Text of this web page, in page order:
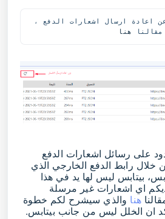
ولمعرفة المزيد عن اعادة ارسال اشعارات الدفع ،
هنا
على رسائل اشعارات الدفع
خلال رابط الدفع الخارجي الذي
بيتابس ليس لها يد في هذا
اي اشعارات غير مرسلة
هنا والذي سيشرح لكم خطوة
ان الخلل ليس من جانب بيتابس.